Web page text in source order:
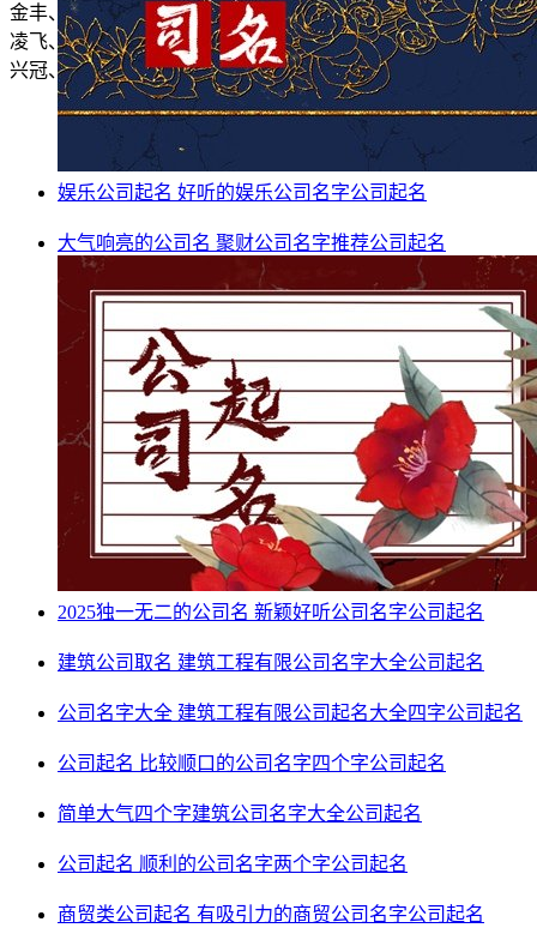
金丰、南广盛、威洋真辉、真太、万隆、圆界、超顺赛亚、邦
凌飞、思瑞财、佰瑞鼎、迅频盛新、尚莱、安利星、天火、龙
兴冠、宏拓建、畅真兴广、纽先。
娱乐公司起名 好听的娱乐公司名字公司起名
大气响亮的公司名 聚财公司名字推荐公司起名
2025独一无二的公司名 新颖好听公司名字公司起名
建筑公司取名 建筑工程有限公司名字大全公司起名
公司名字大全 建筑工程有限公司起名大全四字公司起名
公司起名 比较顺口的公司名字四个字公司起名
简单大气四个字建筑公司名字大全公司起名
公司起名 顺利的公司名字两个字公司起名
商贸类公司起名 有吸引力的商贸公司名字公司起名